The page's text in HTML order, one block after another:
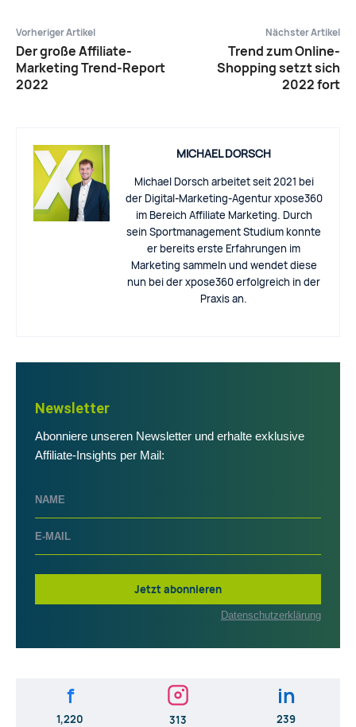
Vorheriger Artikel
Der große Affiliate-
Marketing Trend-Report
2022
Nächster Artikel
Trend zum Online-
Shopping setzt sich
2022 fort
MICHAEL DORSCH
Michael Dorsch arbeitet seit 2021 bei
der Digital-Marketing-Agentur xpose360
im Bereich Affiliate Marketing. Durch
sein Sportmanagement Studium konnte
er bereits erste Erfahrungen im
Marketing sammeln und wendet diese
nun bei der xpose360 erfolgreich in der
Praxis an.
Newsletter
Abonniere unseren Newsletter und erhalte exklusive
Affiliate-Insights per Mail:
Jetzt abonnieren
Datenschutzerklärung
f
1,220
313
in
239